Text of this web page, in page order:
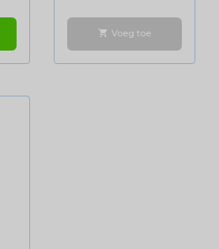
shopping_cart Voeg toe